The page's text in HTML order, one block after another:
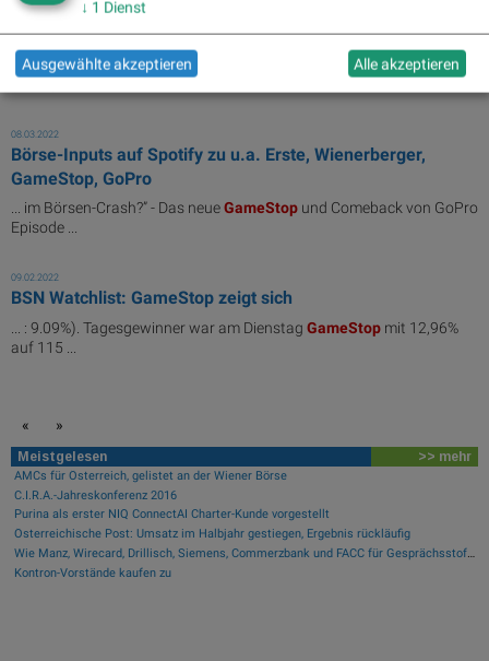
Comeback
123 ... 2022er-Tagesschnitt gab es bei
(485%), SolarWorld
(297%) und Generali ...
08.03.2022
Börse-Inputs auf Spotify zu u.a. Erste, Wienerberger,
GameStop, GoPro
... im Börsen-Crash?” - Das neueGameStop und Comeback von GoPro
Episode ...
09.02.2022
BSN Watchlist: GameStop zeigt sich
... : 9.09%). Tagesgewinner war am Dienstag GameStop mit 12,96%
auf 115 ...
« »
Meistgelesen >> mehr
AMCs für Österreich, gelistet an der Wiener Börse
C.I.R.A.-Jahreskonferenz 2016
Purina als erster NIQ ConnectAI Charter-Kunde vorgestellt
Österreichische Post: Umsatz im Halbjahr gestiegen, Ergebnis rückläufig
Wie Manz, Wirecard, Drillisch, Siemens, Commerzbank und FACC für Gesprächsstoff sorgten
Kontron-Vorstände kaufen zu
↓ 1 Dienst
Ausgewählte akzeptieren Alle akzeptieren